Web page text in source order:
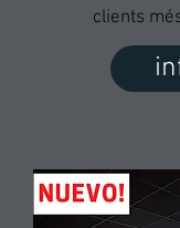
clients